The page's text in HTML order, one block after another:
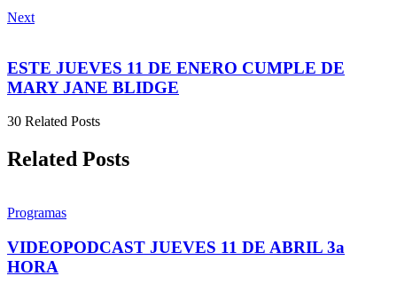
Next
ESTE JUEVES 11 DE ENERO CUMPLE DE
MARY JANE BLIDGE
30 Related Posts
Related Posts
Programas
VIDEOPODCAST JUEVES 11 DE ABRIL 3a
HORA